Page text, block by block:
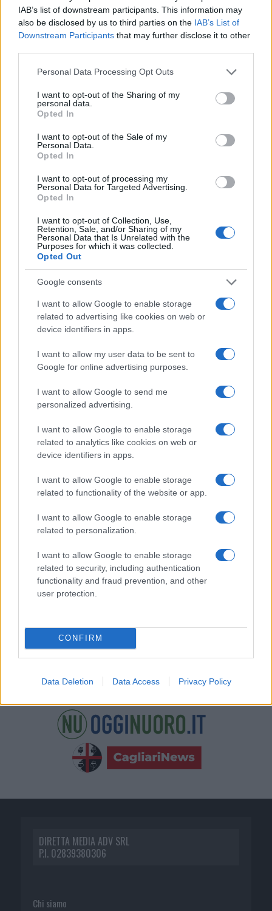
IAB’s list of downstream participants. This information may
also be disclosed by us to third parties on the IAB’s List of
Downstream Participants that may further disclose it to other
Please note that this website/app uses one or more Google
not limited to your visit or usage behaviour. You may click to
grant or deny consent to Google and its third-party tags to
use your data for below specified purposes in below Google
consent section.
Personal Data Processing Opt Outs
I want to opt-out of the Sharing of my
personal data.
Opted In
I want to opt-out of the Sale of my
Personal Data.
Opted In
I want to opt-out of processing my
Personal Data for Targeted Advertising.
Opted In
I want to opt-out of Collection, Use,
Retention, Sale, and/or Sharing of my
Personal Data that Is Unrelated with the
Purposes for which it was collected.
Opted Out
Google consents
I want to allow Google to enable storage
related to advertising like cookies on web or
device identifiers in apps.
I want to allow my user data to be sent to
Google for online advertising purposes.
I want to allow Google to send me
personalized advertising.
I want to allow Google to enable storage
related to analytics like cookies on web or
device identifiers in apps.
I want to allow Google to enable storage
related to functionality of the website or app.
I want to allow Google to enable storage
related to personalization.
I want to allow Google to enable storage
related to security, including authentication
functionality and fraud prevention, and other
user protection.
CONFIRM
Data Deletion Data Access Privacy Policy
I nostri cari
I nostri cari
Invia un Comunicato Stampa|Pubblicità|Segnala
Vuoi rimanere sempre aggiornato?
Iscriviti alla newsletter di Gallura Oggi e ricevi le nostre
email periodiche contenenti le ultime notizie pubblicate
sul sito web!
Utilizziamo Mailchimp come piattaforma di
marketing. Iscrivendoti alla newsletter accetti che le
tue informazioni siano trasferite a Mailchimp per
Leggi qui l'informativa sulla privacy
di Mailchimp.
Potrai annullare l'iscrizione in qualsiasi momento
DIRETTA MEDIA ADV SRL
P.I. 02839380306
Chi siamo